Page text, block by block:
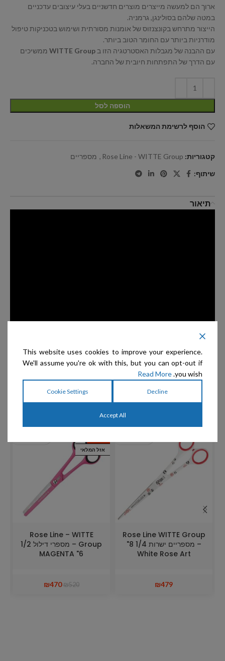
ארוך הם למעשה מייצרים מוצרים חדשניים בעלי עיצובים עדכניים
במטה שלהם בסולינגן, גרמניה.
הייצור מתרחש בקונצנזוס של אומנות מסורתית ושימוש בטכניקות טיפול
מודרניות ביותר עם החומר הטוב ביותר.
עם ההבנה של מגבלות האסטרטגיה הזו ב WITTE Group ממשיכים
עם הדרך של התפתחות חיובית של החברה.
הוספה לסל
הוסף לרשימת המשאלות
קטגוריות: Rose Line - WITTE Group
, מספריים
שיתוף:
תיאור
מוצרים קשורים
Rose Line WITTE Group
– מספריים ישרות 1/4 8"
White Rose Art
₪479
אזל המלאי
Rose Line – WITTE
Group – מספרי דילול 1/2
6" MAGENTA
₪520
₪470
This website uses cookies to improve your experience.
We'll assume you're ok with this, but you can opt-out if
you wish.
Read More
Decline
Cookie Settings
Accept All